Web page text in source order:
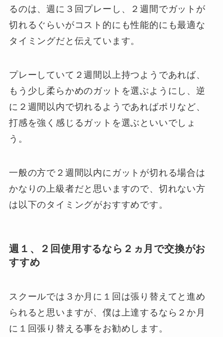
るのは、週に３回プレーし、２週間でガットが
切れるぐらいがコスト的にも性能的にも最適な
タイミングだと伝えています。
プレーしていて２週間以上持つようであれば、
もう少し柔らかめのガットを選ぶようにし、逆
に２週間以内で切れるようであればポリなど、
打感を強く感じるガットを選ぶといいでしょ
う。
一般の方で２週間以内にガットが切れる場合は
かなりの上級者だと思いますので、切れない方
は以下のタイミングがおすすめです。
週１、２回使用するなら２ヵ月で交換がお
すすめ
スクールでは３か月に１回は張り替えてと進め
られると思いますが、僕は上達するなら２か月
に１回張り替える事をお勧めします。